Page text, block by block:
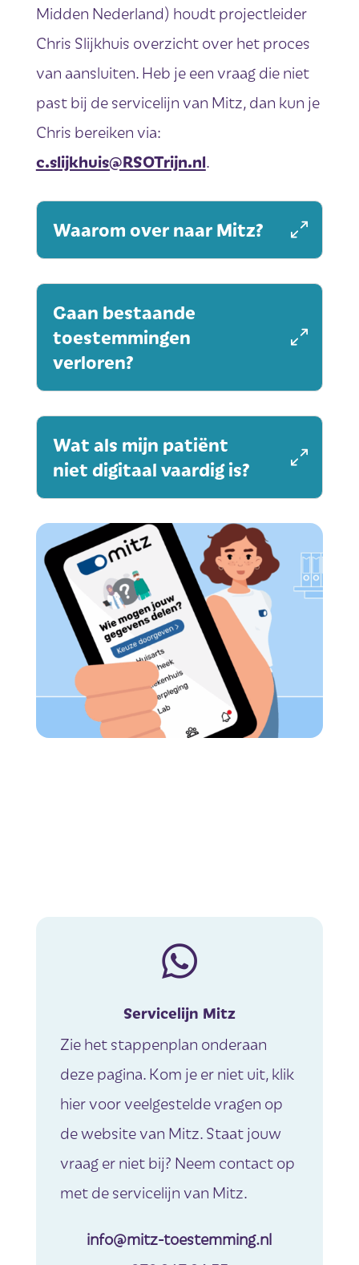
Midden Nederland) houdt projectleider
Chris Slijkhuis overzicht over het proces
van aansluiten. Heb je een vraag die niet
past bij de servicelijn van Mitz, dan kun je
Chris bereiken via:
c.slijkhuis@RSOTrijn.nl
Waarom over naar Mitz?
Gaan bestaande
toestemmingen
verloren?
Wat als mijn patiënt
niet digitaal vaardig is?

Servicelijn Mitz
Zie het stappenplan onderaan
deze pagina. Kom je er niet uit, klik
hier voor veelgestelde vragen op
de website van Mitz. Staat jouw
vraag er niet bij? Neem contact op
met de servicelijn van Mitz.
info@mitz-toestemming.nl